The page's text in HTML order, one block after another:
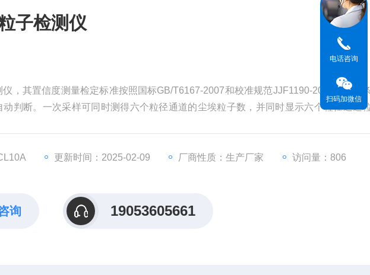
子检测仪
，其置信度测量检定标准按照国标GB/T6167-2007和校准规范JJF1190-2008规定的
动判断。一次采样可同时测得六个粒径通道的尘埃粒子数，并同时显示六个粒径通道
更新时间：2025-02-09 厂商性质：生产厂家 访问量：806
询 19053605661
电话咨询
扫码加微信